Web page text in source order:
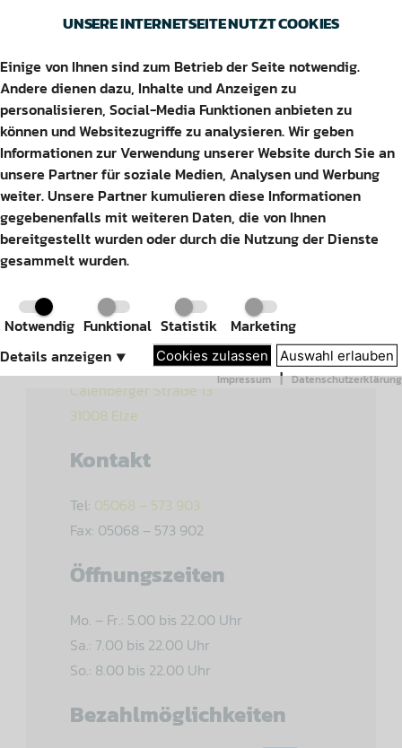
UNSERE INTERNETSEITE NUTZT COOKIES
Einige von Ihnen sind zum Betrieb der Seite notwendig.
Andere dienen dazu, Inhalte und Anzeigen zu
personalisieren, Social-Media Funktionen anbieten zu
können und Websitezugriffe zu analysieren. Wir geben
Informationen zur Verwendung unserer Website durch Sie an
unsere Partner für soziale Medien, Analysen und Werbung
weiter. Unsere Partner kumulieren diese Informationen
gegebenenfalls mit weiteren Daten, die von Ihnen
bereitgestellt wurden oder durch die Nutzung der Dienste
gesammelt wurden.
Notwendig Funktional Statistik Marketing
Cookies zulassen Auswahl erlauben
Details anzeigen ⯆
Impressum | Datenschutzerklärung
WÜLFINGEN
Adresse
Calenberger Straße 13
31008 Elze
Kontakt
Tel: 05068 – 573 903
Fax: 05068 – 573 902
Öffnungszeiten
Mo. – Fr.: 5.00 bis 22.00 Uhr
Sa.: 7.00 bis 22.00 Uhr
So.: 8.00 bis 22.00 Uhr
Bezahlmöglichkeiten